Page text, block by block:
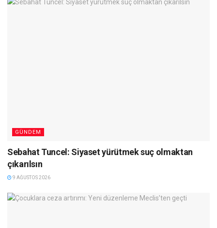
GÜNDEM
Sebahat Tuncel: Siyaset yürütmek suç olmaktan
çıkarılsın
9 AĞUSTOS 2026